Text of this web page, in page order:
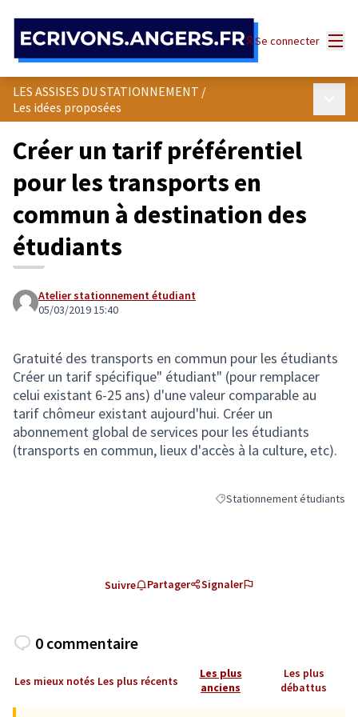
Se connecter
LES ASSISES DU STATIONNEMENT /
Les idées proposées
Créer un tarif préférentiel
pour les transports en
commun à destination des
étudiants
Atelier stationnement étudiant
05/03/2019 15:40
Gratuité des transports en commun pour les étudiants
Créer un tarif spécifique" étudiant" (pour remplacer
celui existant 6-25 ans) d'une valeur comparable au
tarif chômeur existant aujourd'hui. Créer un
abonnement global de services pour les étudiants
(transports en commun, lieux d'accès à la culture, etc).
Filtrer les résultats de la
Stationnement étudiants
Suivre Partager Signaler
0 commentaire
Les mieux notés Les plus récents
Les plus
anciens
Les plus
débattus